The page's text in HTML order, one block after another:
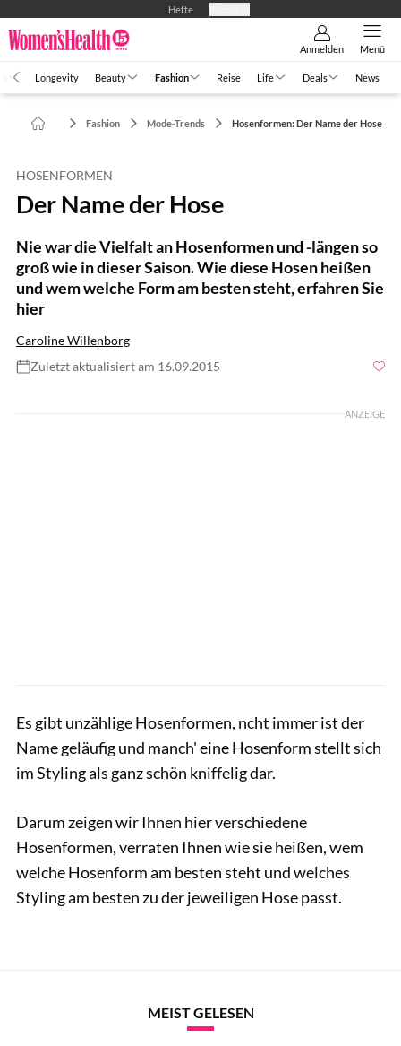
Hefte
Anmelden Menü
Longevity Beauty Fashion Reise Life Deals News
Fashion Mode-Trends Hosenformen: Der Name der Hose
HOSENFORMEN
Der Name der Hose
Nie war die Vielfalt an Hosenformen und -längen so
groß wie in dieser Saison. Wie diese Hosen heißen
und wem welche Form am besten steht, erfahren Sie
hier
Caroline Willenborg
Zuletzt aktualisiert am 16.09.2015
ANZEIGE
Es gibt unzählige Hosenformen, ncht immer ist der
Name geläufig und manch' eine Hosenform stellt sich
im Styling als ganz schön kniffelig dar.
Darum zeigen wir Ihnen hier verschiedene
Hosenformen, verraten Ihnen wie sie heißen, wem
welche Hosenform am besten steht und welches
Styling am besten zu der jeweiligen Hose passt.
MEIST GELESEN